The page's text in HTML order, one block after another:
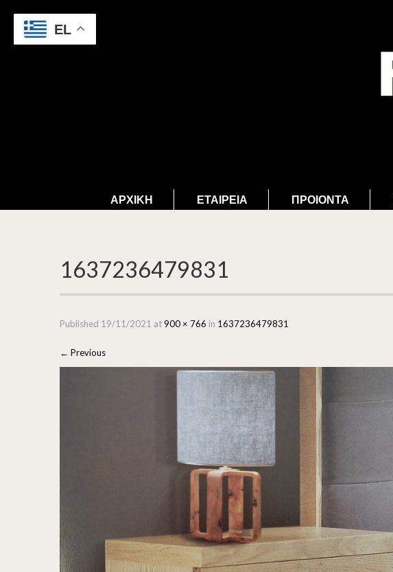
ΑΡΧΙΚΉ ΕΤΑΙΡΕΊΑ ΠΡΟΙΌΝΤΑ
1637236479831
Published 19/11/2021 at900 × 766 in 1637236479831
← Previous
EL